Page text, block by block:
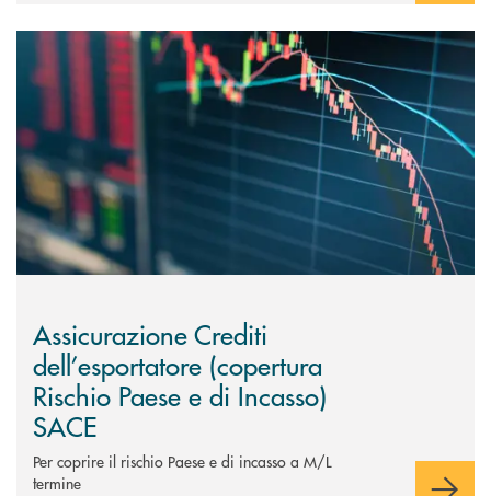
Scopri di più Assicurazione Crediti dell’esportatore (copertura Rischio
Assicurazione Crediti
dell’esportatore (copertura
Rischio Paese e di Incasso)
SACE
Per coprire il rischio Paese e di incasso a M/L
termine